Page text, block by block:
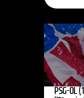
PSG-OL